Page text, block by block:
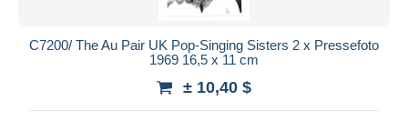
C7200/ The Au Pair UK Pop-Singing Sisters 2 x Pressefoto
1969 16,5 x 11 cm
± 10,40 $